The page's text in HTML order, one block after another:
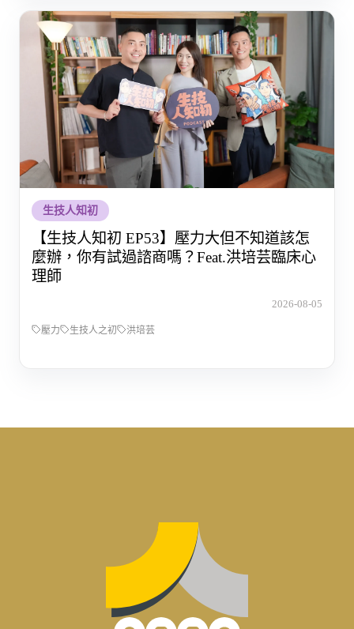
生技人知初
【生技人知初 EP53】壓力大但不知道該怎
麼辦，你有試過諮商嗎？Feat.洪培芸臨床心
理師
2026-08-05
壓力 生技人之初 洪培芸